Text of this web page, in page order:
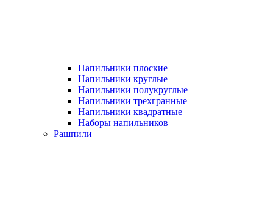
Напильники плоские
Напильники круглые
Напильники полукруглые
Напильники трехгранные
Напильники квадратные
Наборы напильников
Рашпили